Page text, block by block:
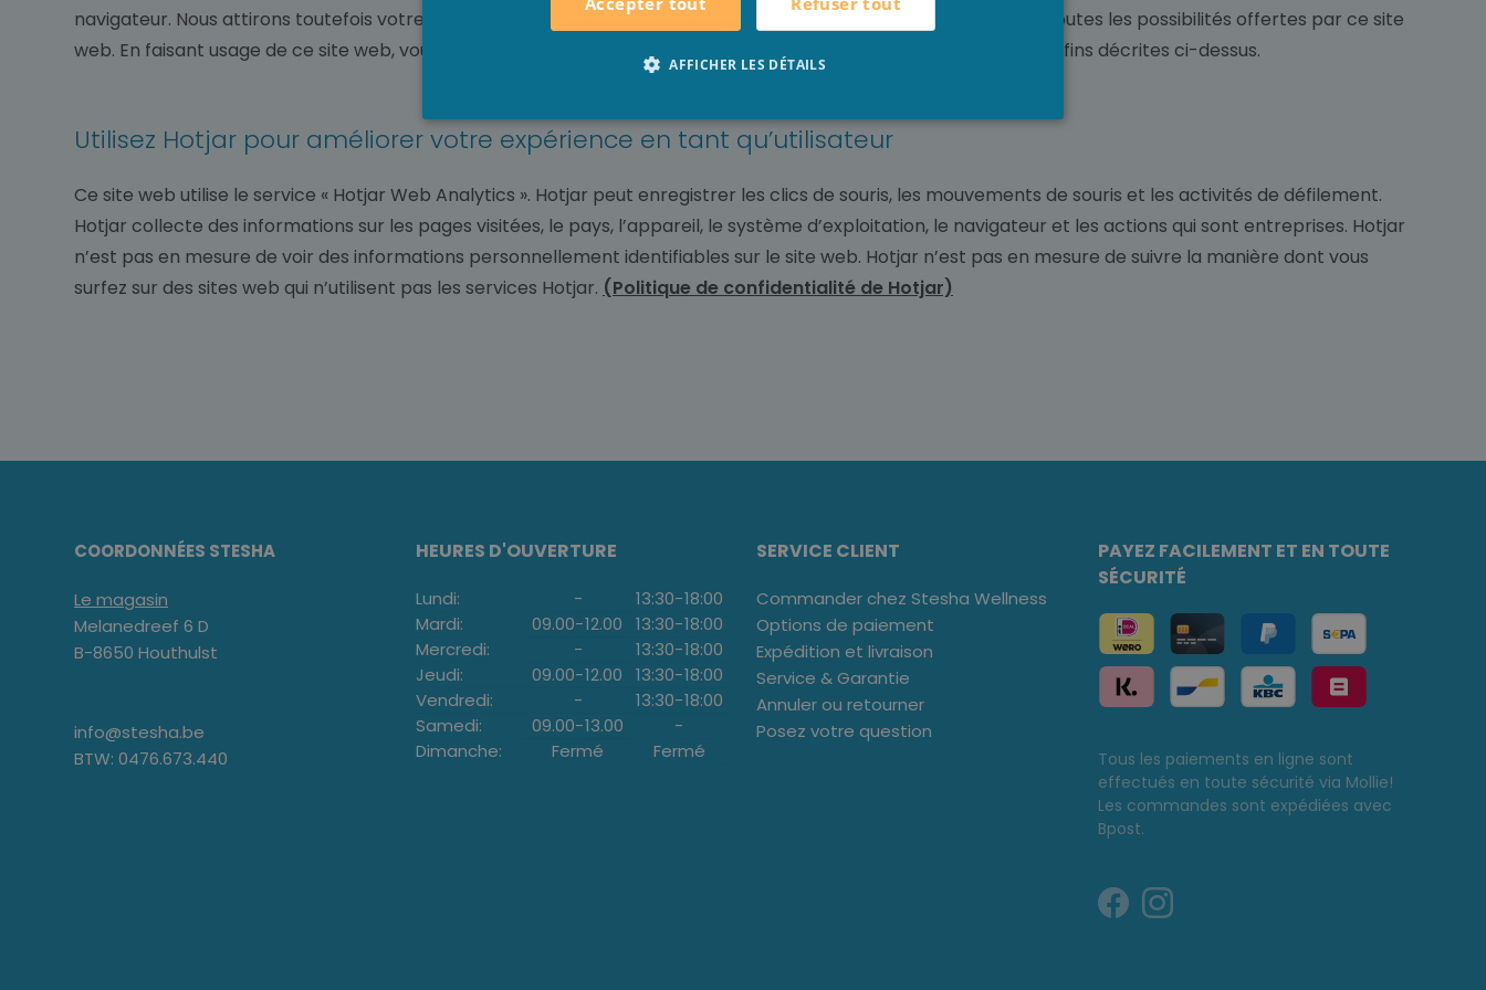
navigateur. Nous attirons toutefois votre attention sur le fait que dans ce cas, vous ne pourrez pas bénéficier de toutes les possibilités offertes par ce site
web. En faisant usage de ce site web, vous consentez à ce que Google traite les informations de la manière et aux fins décrites ci-dessus.
Utilisez Hotjar pour améliorer votre expérience en tant qu’utilisateur
Ce site web utilise le service « Hotjar Web Analytics ». Hotjar peut enregistrer les clics de souris, les mouvements de souris et les activités de défilement.
Hotjar collecte des informations sur les pages visitées, le pays, l’appareil, le système d’exploitation, le navigateur et les actions qui sont entreprises. Hotjar
n’est pas en mesure de voir des informations personnellement identifiables sur le site web. Hotjar n’est pas en mesure de suivre la manière dont vous
surfez sur des sites web qui n’utilisent pas les services Hotjar. (Politique de confidentialité de Hotjar)
COORDONNÉES STESHA
Le magasin
Melanedreef 6 D
B-8650 Houthulst
info@stesha.be
BTW: 0476.673.440
HEURES D'OUVERTURE
Lundi: - 13:30-18:00
Mardi:
09.00-12.00 13:30-18:00
Mercredi:
- 13:30-18:00
Jeudi:
09.00-12.00 13:30-18:00
Vendredi:
- 13:30-18:00
Samedi:
09.00-13.00
-
Dimanche:
Fermé Fermé
SERVICE CLIENT
Commander chez Stesha Wellness
Options de paiement
Expédition et livraison
Service & Garantie
Annuler ou retourner
Posez votre question
PAYEZ FACILEMENT ET EN TOUTE
SÉCURITÉ
Tous les paiements en ligne sont
effectués en toute sécurité via Mollie!
Les commandes sont expédiées avec
Bpost.
AFFICHER LES DÉTAILS